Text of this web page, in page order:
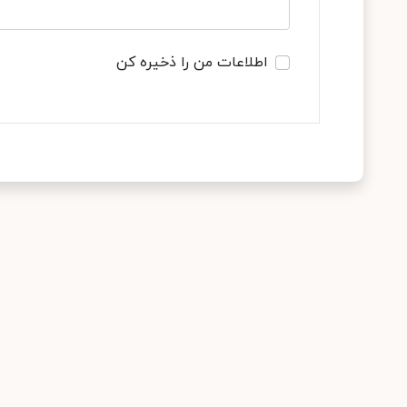
اطلاعات من را ذخیره کن